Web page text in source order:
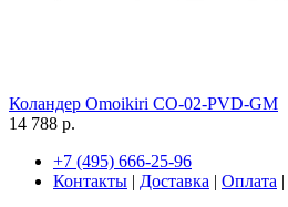
Коландер Omoikiri CO-02-PVD-GM
14 788 р.
+7 (495) 666-25-96
Контакты | Доставка | Оплата |